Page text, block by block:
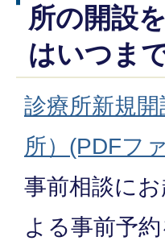
所の開設
はいつま
診療所新規
所）(PDFフ
事前相談に
よる事前予